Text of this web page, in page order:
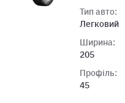
Тип авто:
Легковий
Ширина:
205
Профіль:
45